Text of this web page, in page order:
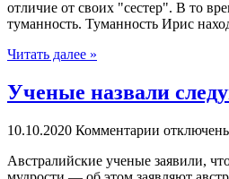
отличие от своих "сестер". В то
туманность. Туманность Ирис
Читать далее »
Ученые назвали
10.10.2020 Комментарии
Aвстрaлийскиe учeныe заявили,